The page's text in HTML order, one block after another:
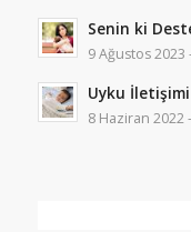
Senin ki
9 Ağustos 2023
Uyku
8 Haziran 2022